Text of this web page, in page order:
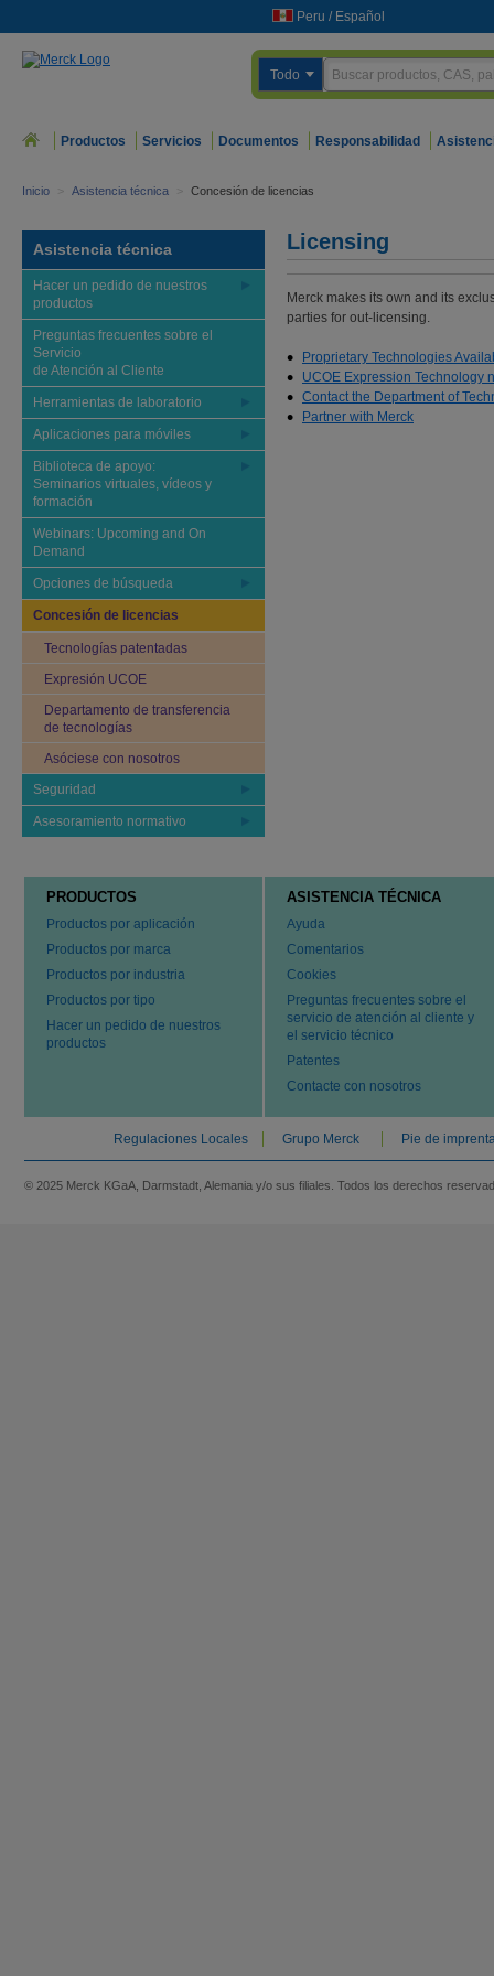
Peru / Español
Todo
Productos Servicios Documentos Responsabilidad
Inicio > Asistencia técnica > Concesión de licencias
Asistencia técnica
Hacer un pedido de nuestros
productos
Preguntas frecuentes sobre el
Servicio
de Atención al Cliente
Herramientas de laboratorio
Aplicaciones para móviles
Biblioteca de apoyo:
Seminarios virtuales, vídeos y
formación
Webinars: Upcoming and On
Demand
Opciones de búsqueda
Concesión de licencias
Tecnologías patentadas
Expresión UCOE
Departamento de transferencia
de tecnologías
Asóciese con nosotros
Seguridad
Asesoramiento normativo
Licensing
Merck makes its own and its
parties for out-licensing.
Proprietary Technologies
UCOE Expression Technology
Contact the Department of
Partner with Merck
PRODUCTOS
Productos por aplicación
Productos por marca
Productos por industria
Productos por tipo
Hacer un pedido de nuestros
productos
ASISTENCIA TÉCNICA
Ayuda
Comentarios
Cookies
Preguntas frecuentes sobre el
servicio de atención al cliente y
el servicio técnico
Patentes
Contacte con nosotros
Regulaciones Locales Grupo Merck Pie de
© 2025 Merck KGaA, Darmstadt, Alemania y/o sus filiales. Todos los derechos